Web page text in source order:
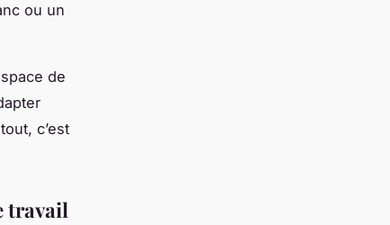
ou un
de
c’est
travail